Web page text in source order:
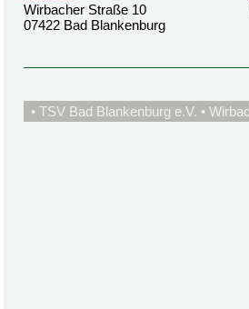
Wirbacher Straße 10
07422 Bad Blankenburg
• TSV Bad Blankenburg e.V. •